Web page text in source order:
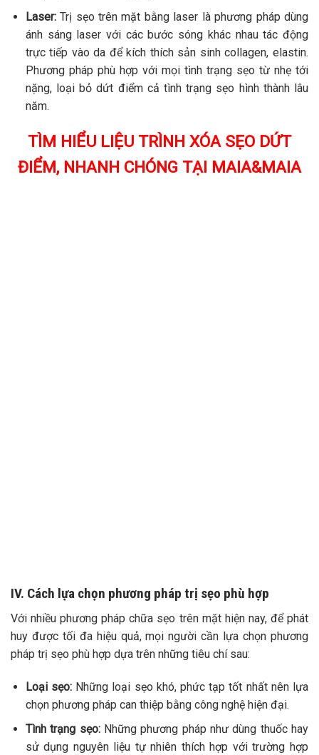
Laser:Trị sẹo trên mặt bằng laser là phương pháp dùng
ánh sáng laser với các bước sóng khác nhau tác động
trực tiếp vào da để kích thích sản sinh collagen, elastin.
Phương pháp phù hợp với mọi tình trạng sẹo từ nhẹ tới
nặng, loại bỏ dứt điểm cả tình trạng sẹo hình thành lâu
năm.
TÌM HIỂU LIỆU TRÌNH XÓA SẸO DỨT
ĐIỂM, NHANH CHÓNG TẠI MAIA&MAIA
IV. Cách lựa chọn phương pháp trị sẹo phù hợp
Với nhiều phương pháp chữa sẹo trên mặt hiện nay, để phát
huy được tối đa hiệu quả, mọi người cần lựa chọn phương
pháp trị sẹo phù hợp dựa trên những tiêu chí sau:
Loại sẹo: Những loại sẹo khó, phức tạp tốt nhất nên lựa
chọn phương pháp can thiệp bằng công nghệ hiện đại.
Tình trạng sẹo:Những phương pháp như dùng thuốc hay
sử dụng nguyên liệu tự nhiên thích hợp với trường hợp